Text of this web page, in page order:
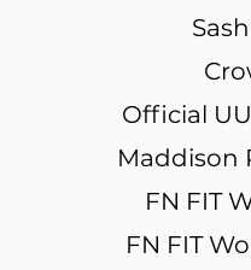
Official
Maddison
FN FIT
FN FIT